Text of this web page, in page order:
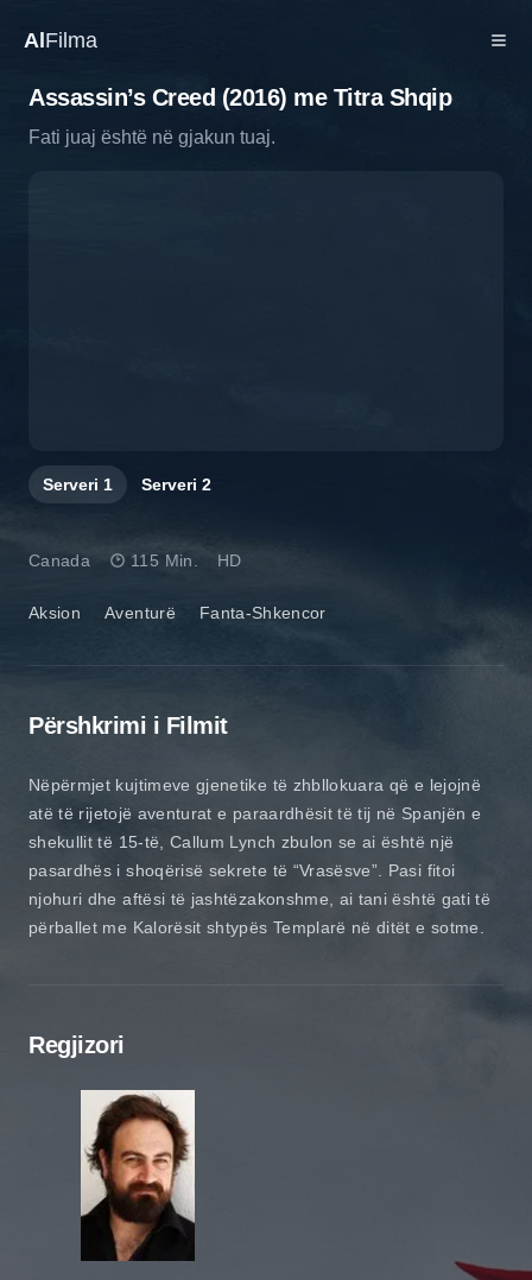
Al Filma
Assassin’s Creed (2016) me Titra Shqip
Fati juaj është në gjakun tuaj.
Serveri 1 Serveri 2
Aksion Aventurë Fanta-Shkencor
Canada 115 Min. HD
Përshkrimi i Filmit
Nëpërmjet kujtimeve gjenetike të zhbllokuara që e lejojnë
atë të rijetojë aventurat e paraardhësit të tij në Spanjën e
shekullit të 15-të, Callum Lynch zbulon se ai është një
pasardhës i shoqërisë sekrete të “Vrasësve”. Pasi fitoi
njohuri dhe aftësi të jashtëzakonshme, ai tani është gati të
përballet me Kalorësit shtypës Templarë në ditët e sotme.
Regjizori